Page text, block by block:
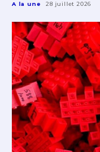
A la une 28 juillet 2026